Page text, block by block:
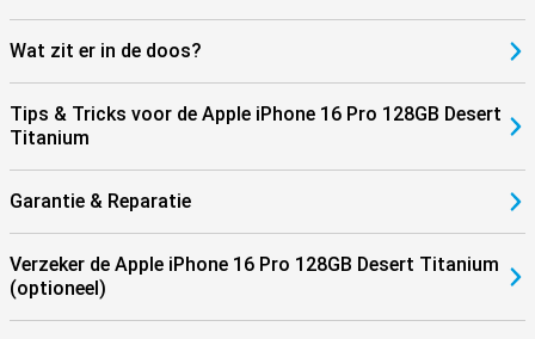
Wat zit er in de doos?
Tips & Tricks voor de Apple iPhone 16 Pro 128GB Desert
Titanium
Garantie & Reparatie
Verzeker de Apple iPhone 16 Pro 128GB Desert Titanium
(optioneel)